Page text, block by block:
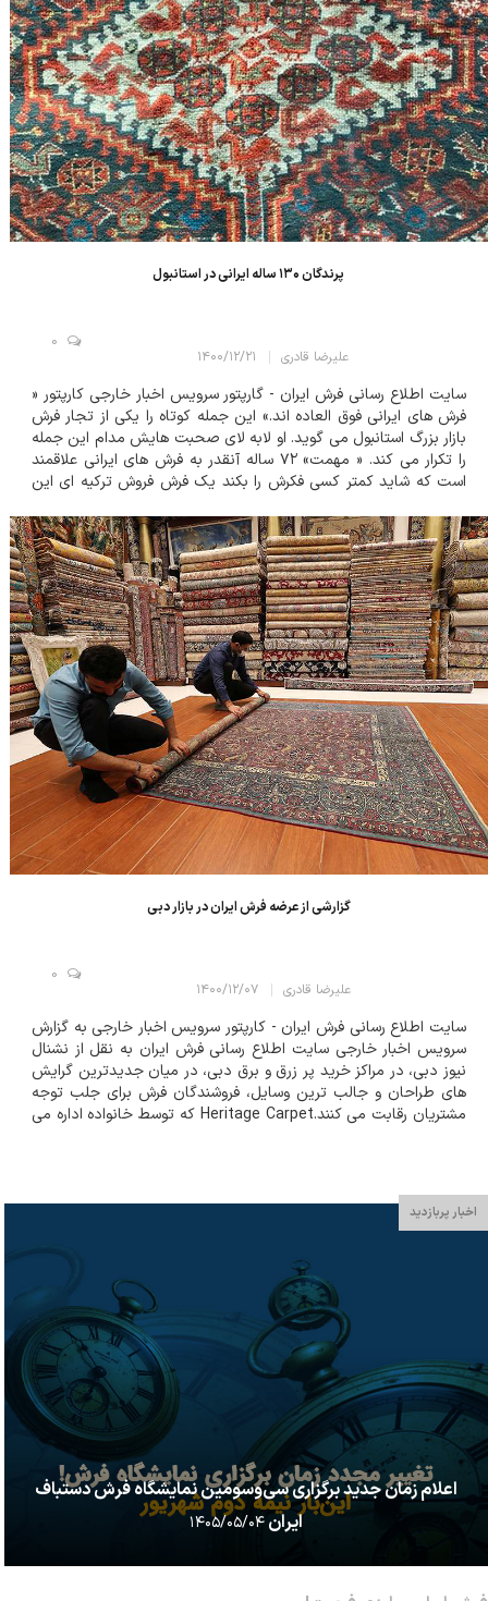
پرندگان ۱۳۰ ساله‌ ایرانی در استانبول
علیرضا قادری ۱۴۰۰/۱۲/۲۱
0
سایت اطلاع رسانی فرش ایران - گارپتور سرویس اخبار خارجی کارپتور «
فرش های ایرانی فوق العاده اند.» این جمله کوتاه را یکی از تجار فرش
بازار بزرگ استانبول می گوید. او لابه لای صحبت هایش مدام این جمله
را تکرار می کند. « مهمت» ۷۲ ساله آنقدر به فرش های ایرانی علاقمند
است که شاید کمتر کسی فکرش را بکند یک فرش فروش ترکیه ای این
گزارشی از عرضه فرش ایران در بازار دبی
علیرضا قادری ۱۴۰۰/۱۲/۰۷
0
سایت اطلاع رسانی فرش ایران - کارپتور سرویس اخبار خارجی به گزارش
سرویس اخبار خارجی سایت اطلاع رسانی فرش ایران به نقل از نشنال
نیوز دبی، در مراکز خرید پر زرق و برق دبی، در میان جدیدترین گرایش
های طراحان و جالب ترین وسایل، فروشندگان فرش برای جلب توجه
مشتریان رقابت می کنند.Heritage Carpet که توسط خانواده اداره می
اخبار پربازدید
اعلام زمان جدید برگزاری سی‌وسومین نمایشگاه فرش دستباف
ایران۱۴۰۵/۰۵/۰۴